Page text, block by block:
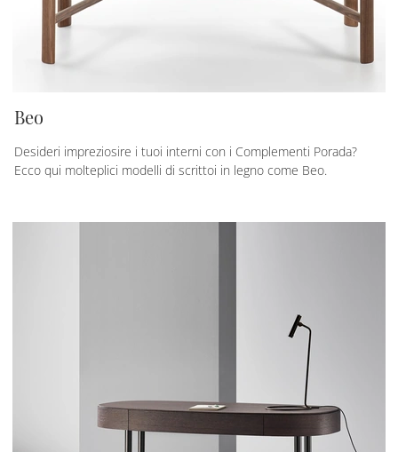
Beo
Desideri impreziosire i tuoi interni con i Complementi Porada?
Ecco qui molteplici modelli di scrittoi in legno come Beo.